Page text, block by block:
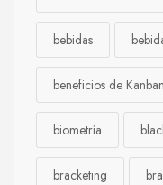
bebidas
beneficios de
biometría
bracketing